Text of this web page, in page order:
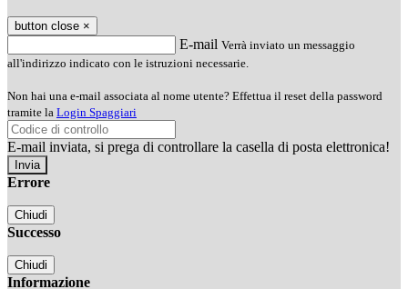
button close ×
E-mail Verrà inviato un messaggio
all'indirizzo indicato con le istruzioni necessarie.
Non hai una e-mail associata al nome utente? Effettua il reset della password
tramite la Login Spaggiari
E-mail inviata, si prega di controllare la casella di posta elettronica!
Errore
Chiudi
Successo
Chiudi
Informazione